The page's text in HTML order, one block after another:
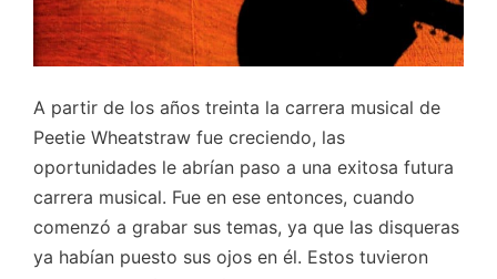
A partir de los años treinta la carrera musical de
Peetie Wheatstraw fue creciendo, las
oportunidades le abrían paso a una exitosa futura
carrera musical. Fue en ese entonces, cuando
comenzó a grabar sus temas, ya que las disqueras
ya habían puesto sus ojos en él. Estos tuvieron